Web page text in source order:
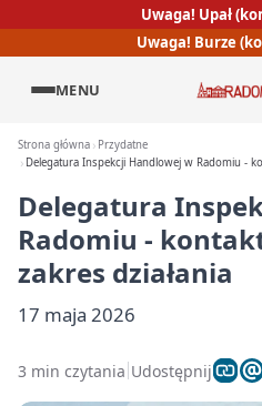
Uwaga! Upał
Uwaga! Burze
MENU
Strona główna
Przydatne
Delegatura Inspekcji Handlowej w Radomiu -
Delegatura
Radomiu -
zakres działania
17 maja 2026
3 min czytania Udostępnij